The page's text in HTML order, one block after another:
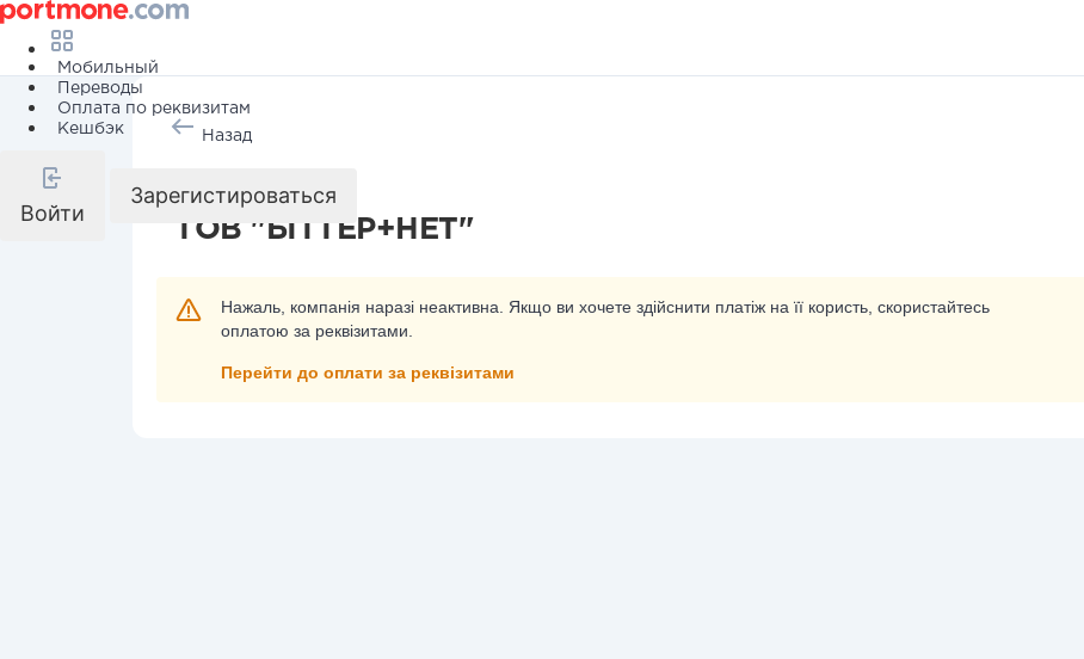
Мобильный
Переводы
Оплата по реквизитам
Кешбэк
Войти
Зарегистироваться
Назад
ТОВ "БІТТЕР+НЕТ"
Нажаль, компанія наразі неактивна. Якщо ви хочете здійснити платіж на її користь, скористайтесь
оплатою за реквізитами.
Перейти до оплати за реквізитами